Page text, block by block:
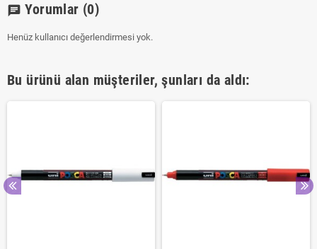
chat Yorumlar (0)
Henüz kullanıcı değerlendirmesi yok.
Bu ürünü alan müşteriler, şunları da aldı: